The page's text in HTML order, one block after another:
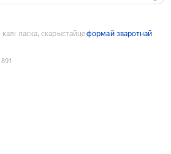
ласка, скарыстайцеформай зваротнай